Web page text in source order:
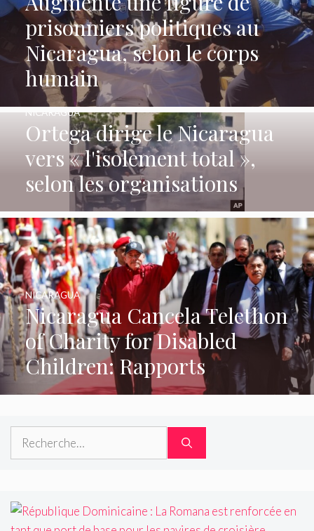
prisonniers politiques au
Nicaragua, selon le corps
humain
Ortega dirige le Nicaragua
vers « l'isolement total »,
selon les organisations
NICARAGUA
Nicaragua Cancela Telethon
of Charity for Disabled
Children: Rapports
NICARAGUA
Rechercher :